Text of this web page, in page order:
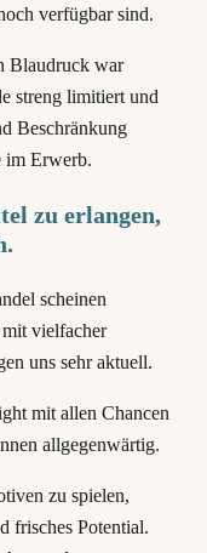
verfügbar sind.
Blaudruck war
streng limitiert und
Beschränkung
im Erwerb.
zu erlangen,
scheinen
vielfacher
uns sehr aktuell.
mit allen Chancen
allgegenwärtig.
zu spielen,
frisches Potential.